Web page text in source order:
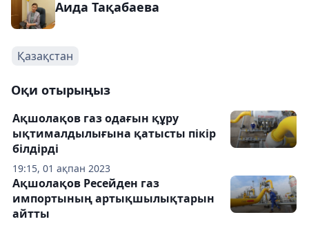
Аида Тақабаева
Қазақстан
Оқи отырыңыз
19:15, 01 ақпан 2023
Ақшолақов газ одағын құру
ықтималдылығына қатысты пікір
білдірді
Ақшолақов Ресейден газ
импортының артықшылықтарын
айтты